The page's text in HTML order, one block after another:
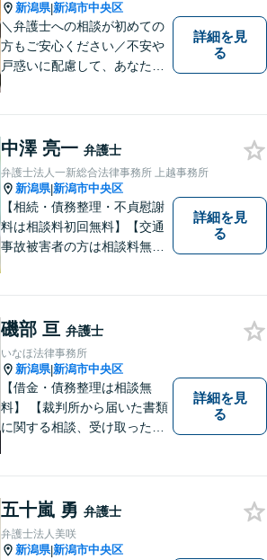
新潟県|新潟市中央区
＼弁護士への相談が初めての
方もご安心ください／不安や
戸惑いに配慮して、あなたの
続・債務整理・不貞慰謝料は
相談料初回無料】
詳細を見
る
中澤 亮一 弁護士
弁護士法人一新総合法律事務所 上越事務所
新潟県|新潟市中央区
【相続・債務整理・不貞慰謝
料は相談料初回無料】【交通
事故被害者の方は相談料無料
思っています。
詳細を見
る
磯部 亘 弁護士
いなほ法律事務所
新潟県|新潟市中央区
【借金・債務整理は相談無
料】 【裁判所から届いた書類
に関する相談、受け取った督
ーな対応を心がけておりま
す。相談先をお探しの方もお
気軽にご相談ください。
詳細を見
る
五十嵐 勇 弁護士
弁護士法人美咲
新潟県|新潟市中央区